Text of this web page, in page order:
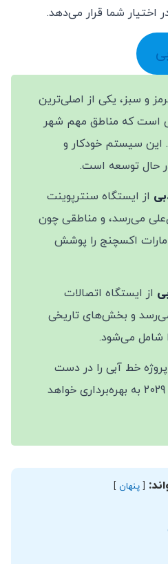
اختیار شما قرار می‌دهد.
و سبز، یکی از اصلی‌ترین
است که مناطق مهم شهر
این سیستم خودکار و
حال توسعه است.
از ایستگاه سنترپوینت
می‌رسد، و مناطقی چون
اکسچنج را پوشش
از ایستگاه اتصالات
و بخش‌های تاریخی
شامل می‌شود.
خط آبی را در دست
توسعه دارد که در سال 2029 به بهره‌برداری خواهد
پنهان